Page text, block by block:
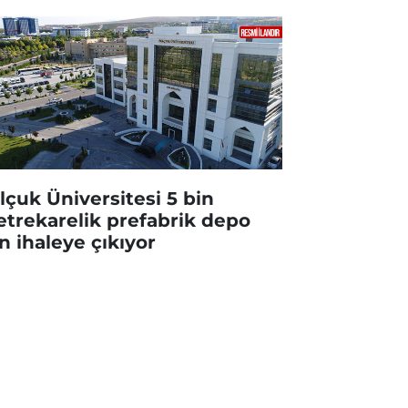
Üniversitesi 5 bin
prefabrik depo
ihaleye çıkıyor